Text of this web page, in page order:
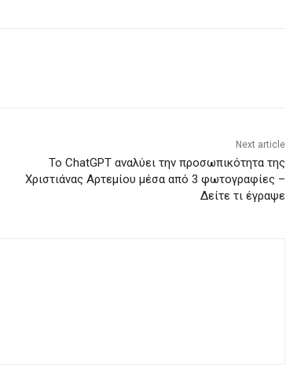
Next article
Το ChatGPT αναλύει την προσωπικότητα της
Χριστιάνας Αρτεμίου μέσα από 3 φωτογραφίες –
Δείτε τι έγραψε